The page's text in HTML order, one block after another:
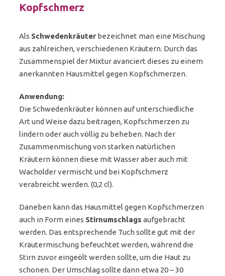
Kopfschmerz
Als Schwedenkräuter bezeichnet man eine Mischung
aus zahlreichen, verschiedenen Kräutern. Durch das
Zusammenspiel der Mixtur avanciert dieses zu einem
anerkannten Hausmittel gegen Kopfschmerzen.
Anwendung:
Die Schwedenkräuter können auf unterschiedliche
Art und Weise dazu beitragen, Kopfschmerzen zu
lindern oder auch völlig zu beheben. Nach der
Zusammenmischung von starken natürlichen
Kräutern können diese mit Wasser aber auch mit
Wacholder vermischt und bei Kopfschmerz
verabreicht werden. (0,2 cl).
Daneben kann das Hausmittel gegen Kopfschmerzen
auch in Form eines Stirnumschlags aufgebracht
werden. Das entsprechende Tuch sollte gut mit der
Kräutermischung befeuchtet werden, während die
Stirn zuvor eingeölt werden sollte, um die Haut zu
schonen. Der Umschlag sollte dann etwa 20 – 30